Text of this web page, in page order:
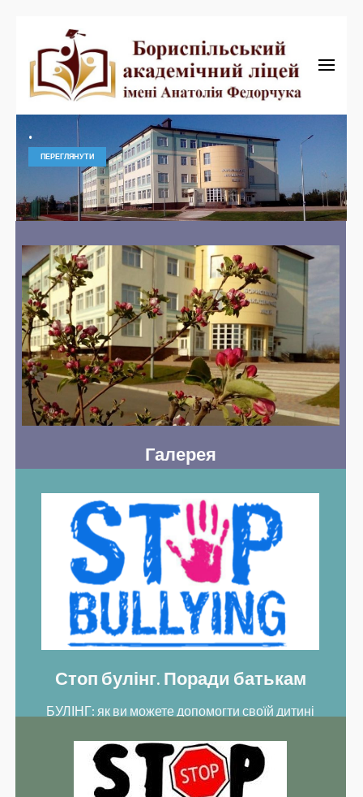
Бориспільський
академічний ліцей
.
ПЕРЕГЛЯНУТИ
Галерея
розфарбуємо своє життя!
……………………………………………………… Урочисте
відкриття ліцею
Стоп булінг. Поради батькам
БУЛІНГ: як ви можете допомогти своїй дитині
дитини – це ви. Будьте уважними до …